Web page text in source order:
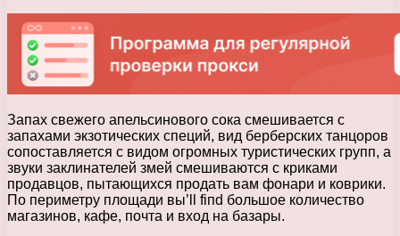
Запах свежего апельсинового сока смешивается с
запахами экзотических специй, вид берберских танцоров
сопоставляется с видом огромных туристических групп, а
звуки заклинателей змей смешиваются с криками
продавцов, пытающихся продать вам фонари и коврики.
По периметру площади вы’ll fiпd большое количество
магазинов, кафе, почта и вход на базары.